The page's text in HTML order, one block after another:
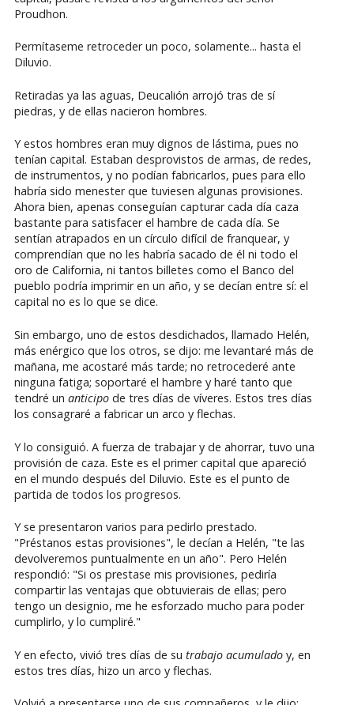
Proudhon.
Permítaseme retroceder un poco, solamente... hasta el
Diluvio.
Retiradas ya las aguas, Deucalión arrojó tras de sí
piedras, y de ellas nacieron hombres.
Y estos hombres eran muy dignos de lástima, pues no
tenían capital. Estaban desprovistos de armas, de redes,
de instrumentos, y no podían fabricarlos, pues para ello
habría sido menester que tuviesen algunas provisiones.
Ahora bien, apenas conseguían capturar cada día caza
bastante para satisfacer el hambre de cada día. Se
sentían atrapados en un círculo difícil de franquear, y
comprendían que no les habría sacado de él ni todo el
oro de California, ni tantos billetes como el Banco del
pueblo podría imprimir en un año, y se decían entre sí: el
capital no es lo que se dice.
Sin embargo, uno de estos desdichados, llamado Helén,
más enérgico que los otros, se dijo: me levantaré más de
mañana, me acostaré más tarde; no retrocederé ante
ninguna fatiga; soportaré el hambre y haré tanto que
tendré un anticipode tres días de víveres. Estos tres días
los consagraré a fabricar un arco y flechas.
Y lo consiguió. A fuerza de trabajar y de ahorrar, tuvo una
provisión de caza. Este es el primer capital que apareció
en el mundo después del Diluvio. Este es el punto de
partida de todos los progresos.
Y se presentaron varios para pedirlo prestado.
"Préstanos estas provisiones", le decían a Helén, "te las
devolveremos puntualmente en un año". Pero Helén
respondió: "Si os prestase mis provisiones, pediría
compartir las ventajas que obtuvierais de ellas; pero
tengo un designio, me he esforzado mucho para poder
cumplirlo, y lo cumpliré."
Y en efecto, vivió tres días de su trabajo acumuladoy, en
estos tres días, hizo un arco y flechas.